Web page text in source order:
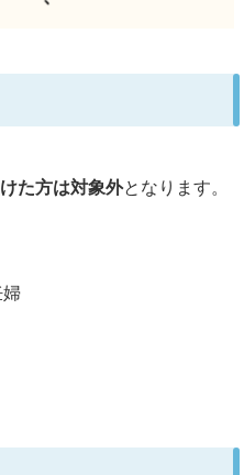
た方は対象外となります。
婦